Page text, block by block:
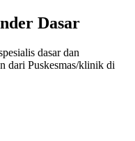
Dasar
dasar dan
dari Puskesmas/klinik di